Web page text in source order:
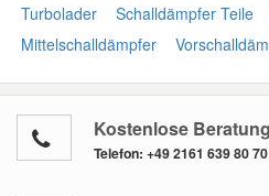
Turbolader
Schalldämpfer Teile
Mittelschalldämpfer
Kostenlose Beratung
Telefon: +49 2161 639 80 70